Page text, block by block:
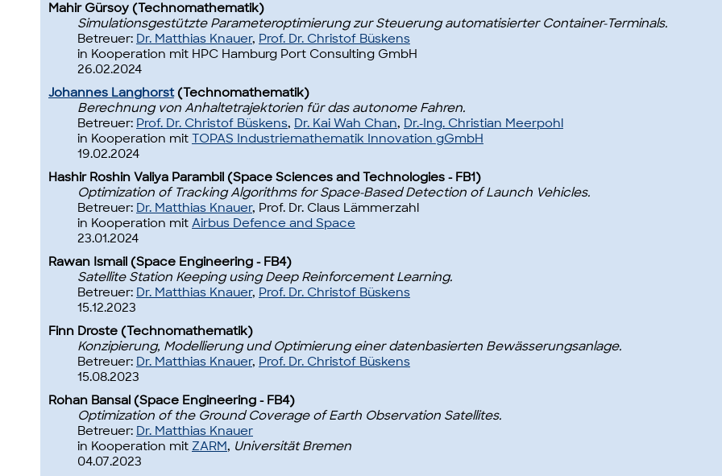
Mahir Gürsoy (Technomathematik)
Simulationsgestützte Parameteroptimierung zur Steuerung automatisierter Container-Terminals.
Betreuer: Dr. Matthias Knauer, Prof. Dr. Christof Büskens
in Kooperation mit HPC Hamburg Port Consulting GmbH
26.02.2024
Johannes Langhorst(Technomathematik)
Berechnung von Anhaltetrajektorien für das autonome Fahren.
Betreuer: Prof. Dr. Christof Büskens, Dr. Kai Wah Chan, Dr.-Ing. Christian Meerpohl
in Kooperation mit TOPAS Industriemathematik Innovation gGmbH
19.02.2024
Hashir Roshin Valiya Parambil (Space Sciences and Technologies - FB1)
Optimization of Tracking Algorithms for Space-Based Detection of Launch Vehicles.
Betreuer: Dr. Matthias Knauer, Prof. Dr. Claus Lämmerzahl
in Kooperation mit Airbus Defence and Space
23.01.2024
Rawan Ismail (Space Engineering - FB4)
Satellite Station Keeping using Deep Reinforcement Learning.
Betreuer: Dr. Matthias Knauer, Prof. Dr. Christof Büskens
15.12.2023
Finn Droste (Technomathematik)
Konzipierung, Modellierung und Optimierung einer datenbasierten Bewässerungsanlage.
Betreuer: Dr. Matthias Knauer, Prof. Dr. Christof Büskens
15.08.2023
Rohan Bansal (Space Engineering - FB4)
Optimization of the Ground Coverage of Earth Observation Satellites.
Betreuer: Dr. Matthias Knauer
in Kooperation mit ZARM, Universität Bremen
04.07.2023